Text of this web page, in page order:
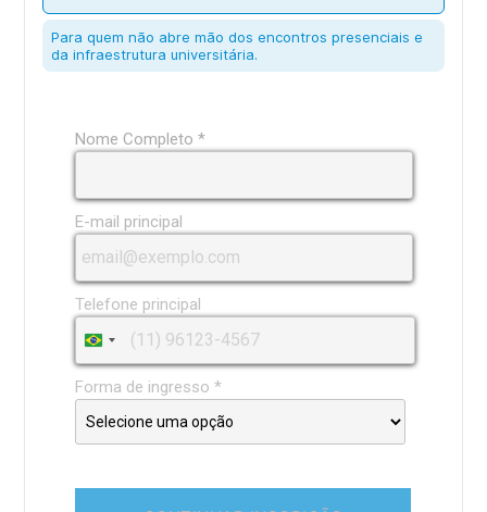
Para quem não abre mão dos encontros presenciais e
da infraestrutura universitária.